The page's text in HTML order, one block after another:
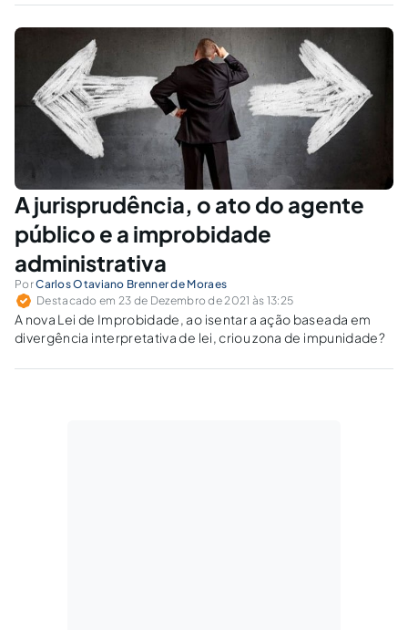
sopesar escolhas trágicas, princípios e direitos
fundamentais para sair do formalismo e aplicar
a Constituição.
A jurisprudência, o ato do agente
público e a improbidade
administrativa
PorCarlos Otaviano Brenner de Moraes
Destacado em 23 de Dezembro de 2021 às 13:25
A nova Lei de Improbidade, ao isentar a ação baseada em
divergência interpretativa de lei, criou zona de impunidade?